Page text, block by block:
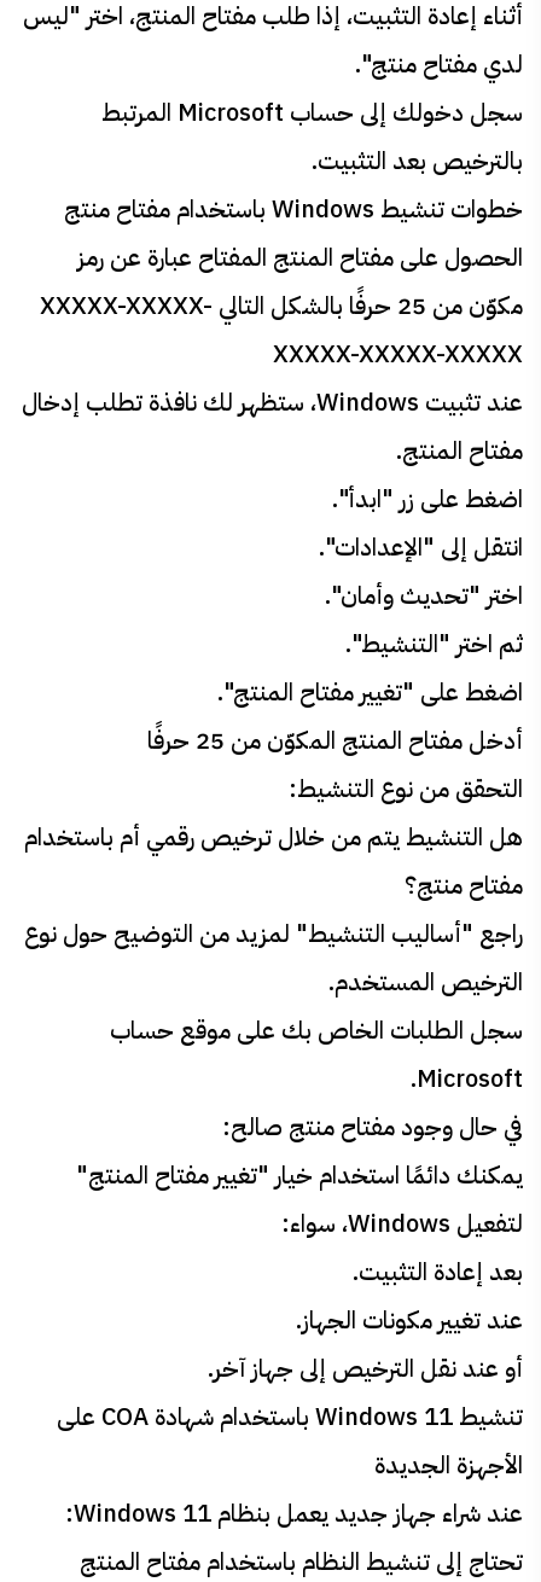
أثناء إعادة التثبيت، إذا طلب مفتاح المنتج، اختر "ليس
لدي مفتاح منتج".
سجل دخولك إلى حساب Microsoft المرتبط
بالترخيص بعد التثبيت.
خطوات تنشيط Windows باستخدام مفتاح منتج
الحصول على مفتاح المنتج المفتاح عبارة عن رمز
مكوّن من 25 حرفًا بالشكل التالي XXXXX-XXXXX-
XXXXX-XXXXX-XXXXX
عند تثبيت Windows، ستظهر لك نافذة تطلب إدخال
مفتاح المنتج.
اضغط على زر "ابدأ".
انتقل إلى "الإعدادات".
اختر "تحديث وأمان".
ثم اختر "التنشيط".
اضغط على "تغيير مفتاح المنتج".
أدخل مفتاح المنتج المكوّن من 25 حرفًا
التحقق من نوع التنشيط:
هل التنشيط يتم من خلال ترخيص رقمي أم باستخدام
مفتاح منتج؟
راجع "أساليب التنشيط" لمزيد من التوضيح حول نوع
الترخيص المستخدم.
سجل الطلبات الخاص بك على موقع حساب
Microsoft.
في حال وجود مفتاح منتج صالح:
يمكنك دائمًا استخدام خيار "تغيير مفتاح المنتج"
لتفعيل Windows، سواء:
بعد إعادة التثبيت.
عند تغيير مكونات الجهاز.
أو عند نقل الترخيص إلى جهاز آخر.
تنشيط Windows 11 باستخدام شهادة COA على
الأجهزة الجديدة
عند شراء جهاز جديد يعمل بنظام Windows 11:
تحتاج إلى تنشيط النظام باستخدام مفتاح المنتج